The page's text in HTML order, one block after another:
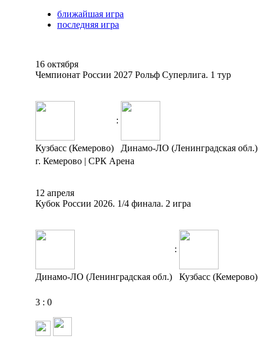
ближайшая игра
последняя игра
16 октября
Чемпионат России 2027 Рольф Суперлига. 1 тур
:
Кузбасс (Кемерово)
Динамо-ЛО (Ленинградская обл.)
г. Кемерово | СРК Арена
12 апреля
Кубок России 2026. 1/4 финала. 2 игра
:
Динамо-ЛО (Ленинградская обл.) Кузбасс (Кемерово)
3 : 0